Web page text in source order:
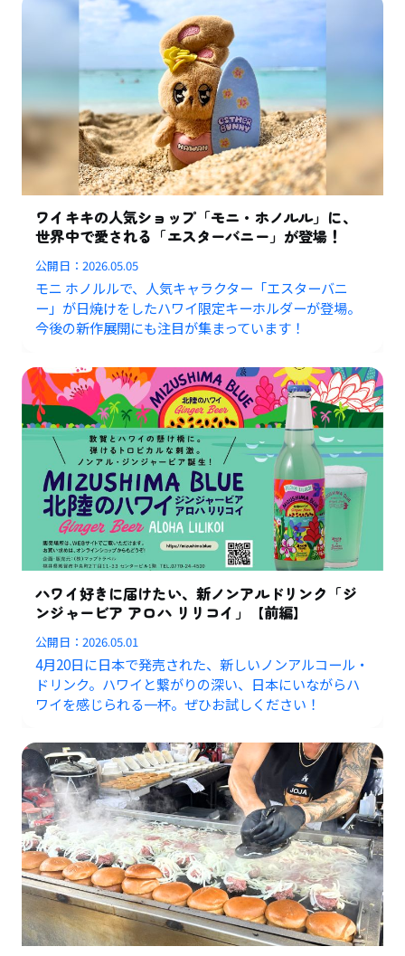
ワイキキの人気ショップ「モニ・ホノルル」に、
世界中で愛される「エスターバニー」が登場！
公開日：2026.05.05
モニ ホノルルで、人気キャラクター「エスターバニ
ー」が日焼けをしたハワイ限定キーホルダーが登場。
今後の新作展開にも注目が集まっています！
ハワイ好きに届けたい、新ノンアルドリンク「ジ
ンジャービア アロハ リリコイ」【前編】
公開日：2026.05.01
4月20日に日本で発売された、新しいノンアルコール・
ドリンク。ハワイと繋がりの深い、日本にいながらハ
ワイを感じられる一杯。ぜひお試しください！